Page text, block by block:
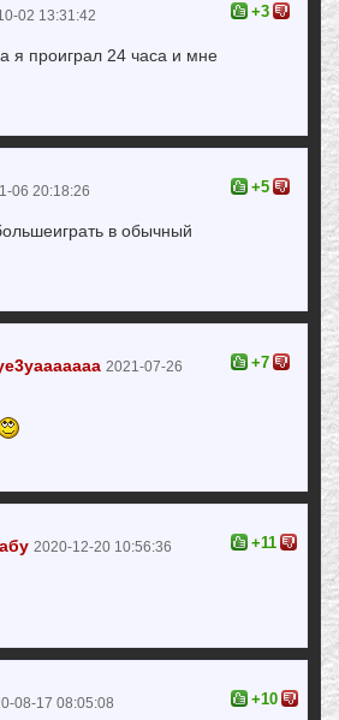
02 13:31:42
я проиграл 24 часа и мне
+3
06 20:18:26
в обычный
+5
2021-07-26 +7
2020-12-20 10:56:36 +11
08-17 08:05:08 +10